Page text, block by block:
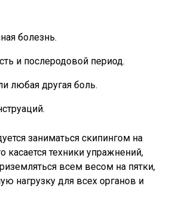
болезнь.
и послеродовой период.
любая другая боль.
заниматься скипингом на
техники упражнений,
всем весом на пятки,
нагрузку для всех органов и